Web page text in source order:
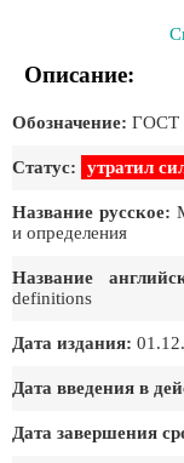
Описание:
Обозначение: ГОСТ
Статус: утратил
Название русское:
и определения
Название
definitions
Дата издания:
Дата введения в
Дата завершения